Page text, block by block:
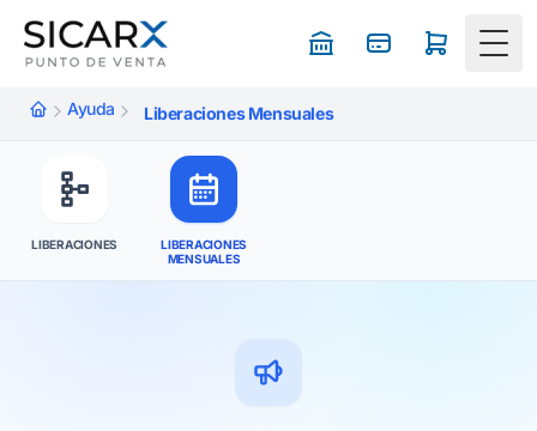
Ayuda Liberaciones Mensuales
LIBERACIONES
LIBERACIONES
MENSUALES